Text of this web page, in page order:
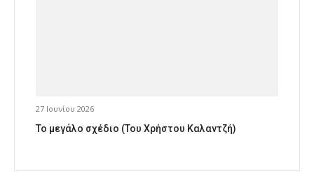
27 Ιουνίου 2026
Το μεγάλο σχέδιο (Του Χρήστου Καλαντζή)